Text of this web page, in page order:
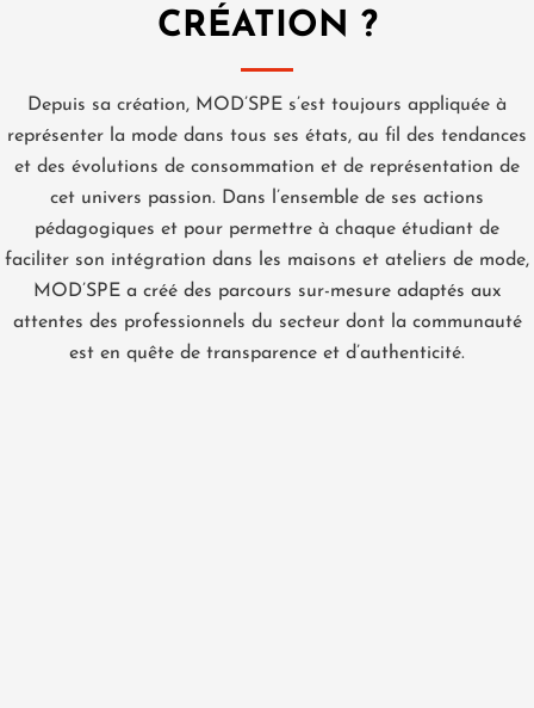
CRÉATION ?
Depuis sa création, MOD’SPE s’est toujours appliquée à
représenter la mode dans tous ses états, au fil des tendances
et des évolutions de consommation et de représentation de
cet univers passion. Dans l’ensemble de ses actions
pédagogiques et pour permettre à chaque étudiant de
faciliter son intégration dans les maisons et ateliers de mode,
MOD’SPE a créé des parcours sur-mesure adaptés aux
attentes des professionnels du secteur dont la communauté
est en quête de transparence et d’authenticité.